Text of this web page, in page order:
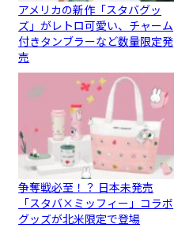
アメリカの新作「スタバグッ
ズ」がレトロ可愛い、チャーム
付きタンブラーなど数量限定発
売
争奪戦必至！？ 日本未発売
「スタバ×ミッフィー」コラボ
グッズが北米限定で登場